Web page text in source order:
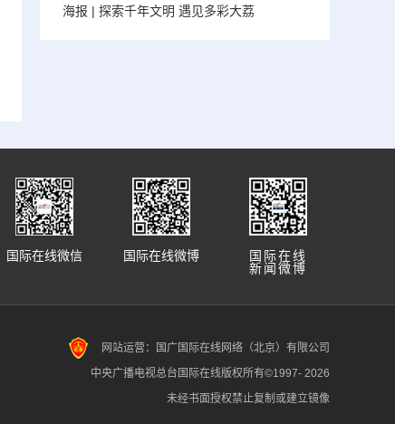
海报 | 探索千年文明 遇见多彩大荔
国际在线
新闻微博
国际在线微博
国际在线微信
网站运营：国广国际在线网络（北京）有限公司
中央广播电视总台国际在线版权所有©1997- 2026
未经书面授权禁止复制或建立镜像